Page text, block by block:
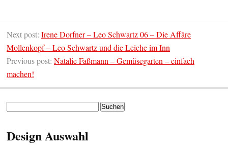
Next post: Irene Dorfner – Leo Schwartz 06 – Die Affäre
Mollenkopf – Leo Schwartz und die Leiche im Inn
Previous post: Natalie Faßmann – Gemüsegarten – einfach
machen!
Design Auswahl